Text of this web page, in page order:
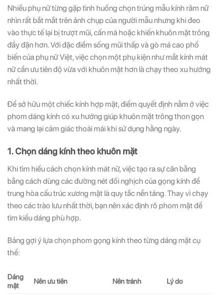
Nhiều phụ nữ từng gặp tình huống chọn trúng mẫu kính râm nữ
nhìn rất bắt mắt trên ảnh chụp của người mẫu nhưng khi đeo
vào thực tế lại bị trượt mũi, cấn má hoặc khiến khuôn mặt trông
đầy đặn hơn. Với đặc điểm sống mũi thấp và gò má cao phổ
biến của phụ nữ Việt, việc chọn một phụ kiện như mắt kính mát
nữ cần ưu tiên độ vừa với khuôn mặt hơn là chạy theo xu hướng
nhất thời.
Để sở hữu một chiếc kính hợp mặt, điểm quyết định nằm ở việc
phom dáng kính có xu hướng giúp khuôn mặt trông thon gọn
và mang lại cảm giác thoải mái khi sử dụng hằng ngày.
1. Chọn dáng kính theo khuôn mặt
Khi tìm hiểu cách chọn kính mát nữ, việc tạo ra sự cân bằng
bằng cách dùng các đường nét đối nghịch của gọng kính để
trung hòa cấu trúc xương mặt là quy tắc nền tảng. Thay vì chạy
theo các trào lưu nhất thời, bạn nên xác định rõ phom mặt để
tìm kiểu dáng phù hợp.
Bảng gợi ý lựa chọn phom gọng kính theo từng dáng mặt cụ
thể:
Dáng
mặt
Nên ưu tiên Nên tránh Lý do